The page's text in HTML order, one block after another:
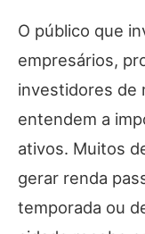
O público que
empresários,
investidores de
entendem a
ativos. Muitos
gerar renda
temporada ou